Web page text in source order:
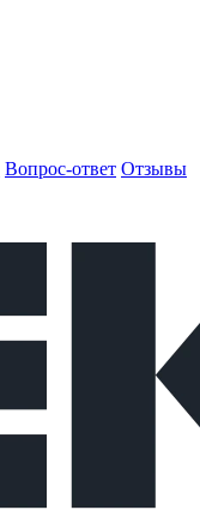
Вопрос-ответ Отзывы